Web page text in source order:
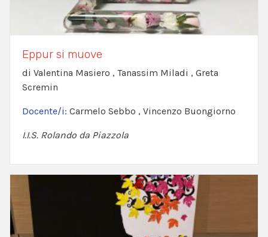
Eppur si muove
di Valentina Masiero , Tanassim Miladi , Greta
Scremin
Docente/i: Carmelo Sebbo , Vincenzo Buongiorno
I.I.S. Rolando da Piazzola